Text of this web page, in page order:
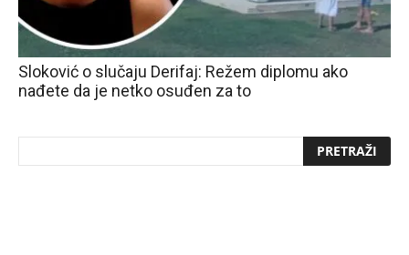
Sloković o slučaju Derifaj: Režem diplomu ako
nađete da je netko osuđen za to